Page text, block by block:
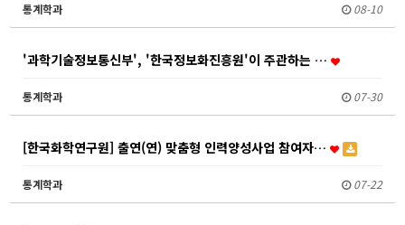
통계학과 08-10
'과학기술정보통신부', '한국정보화진흥원'이 주관하는 …
통계학과 07-30
[한국화학연구원] 출연(연) 맞춤형 인력양성사업 참여자…
통계학과 07-22